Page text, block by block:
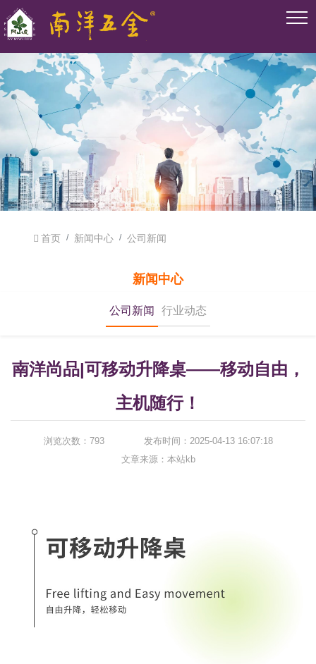
首页 新闻中心 公司新闻
新闻中心
公司新闻 行业动态
南洋尚品|可移动升降桌——移动自由，
主机随行！
浏览次数：793
发布时间：2025-04-13 16:07:18
文章来源： 本站kb